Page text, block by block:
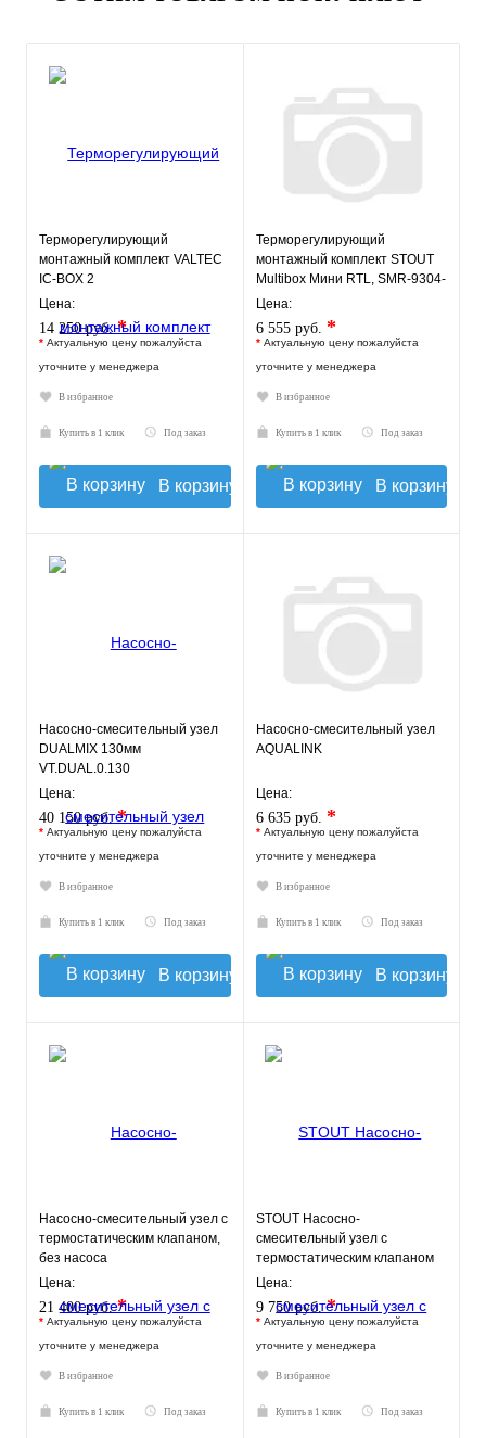
Терморегулирующий
монтажный комплект VALTEC
IC-BOX 2
Цена:
14 250 руб.*
* Актуальную цену пожалуйста
уточните у менеджера
В избранное
Купить в 1 клик Под заказ
В корзину
Терморегулирующий
монтажный комплект STOUT
Multibox Мини RTL, SMR-9304-
135140
Цена:
6 555 руб. *
* Актуальную цену пожалуйста
уточните у менеджера
В избранное
Купить в 1 клик Под заказ
В корзину
Насосно-смесительный узел
DUALMIX 130мм
VT.DUAL.0.130
Цена:
40 150 руб.*
* Актуальную цену пожалуйста
уточните у менеджера
В избранное
Купить в 1 клик Под заказ
В корзину
Насосно-смесительный узел
AQUALINK
Цена:
6 635 руб. *
* Актуальную цену пожалуйста
уточните у менеджера
В избранное
Купить в 1 клик Под заказ
В корзину
Насосно-смесительный узел с
термостатическим клапаном,
без насоса
Цена:
21 400 руб.*
* Актуальную цену пожалуйста
уточните у менеджера
В избранное
Купить в 1 клик Под заказ
STOUT Насосно-
смесительный узел с
термостатическим клапаном
20-43°C и
жидкокристаллическим
термомет
Цена:
9 750 руб.*
* Актуальную цену пожалуйста
уточните у менеджера
В избранное
Купить в 1 клик Под заказ